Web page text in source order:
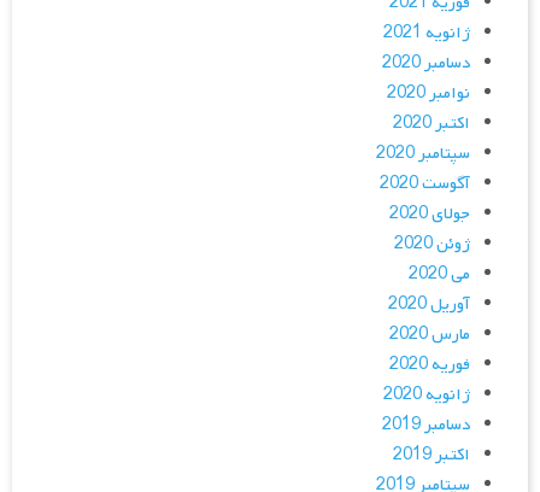
ژانویه 2021
دسامبر 2020
نوامبر 2020
اکتبر 2020
سپتامبر 2020
آگوست 2020
جولای 2020
ژوئن 2020
می 2020
آوریل 2020
مارس 2020
فوریه 2020
ژانویه 2020
دسامبر 2019
اکتبر 2019
سپتامبر 2019